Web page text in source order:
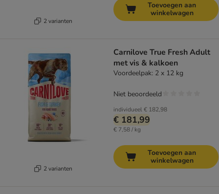
2 varianten
Toevoegen aan
winkelwagen
2 varianten
Carnilove True Fresh Adult
met vis & kalkoen
Voordeelpak: 2 x 12 kg
individueel€ 182,98
€ 181,99
€ 7,58 / kg
Niet beoordeeld
Toevoegen aan
winkelwagen